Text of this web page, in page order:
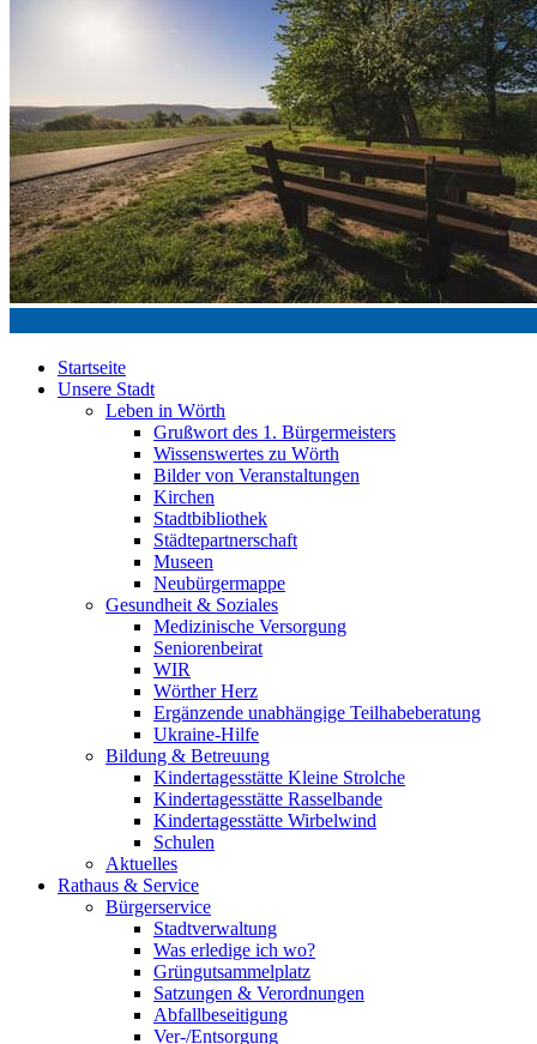
Startseite
Unsere Stadt
Leben in Wörth
Grußwort des 1. Bürgermeisters
Wissenswertes zu Wörth
Bilder von Veranstaltungen
Kirchen
Stadtbibliothek
Städtepartnerschaft
Museen
Neubürgermappe
Gesundheit & Soziales
Medizinische Versorgung
Seniorenbeirat
WIR
Wörther Herz
Ergänzende unabhängige Teilhabeberatung
Ukraine-Hilfe
Bildung & Betreuung
Kindertagesstätte Kleine Strolche
Kindertagesstätte Rasselbande
Kindertagesstätte Wirbelwind
Schulen
Aktuelles
Rathaus & Service
Bürgerservice
Stadtverwaltung
Was erledige ich wo?
Grüngutsammelplatz
Satzungen & Verordnungen
Abfallbeseitigung
Ver-/Entsorgung